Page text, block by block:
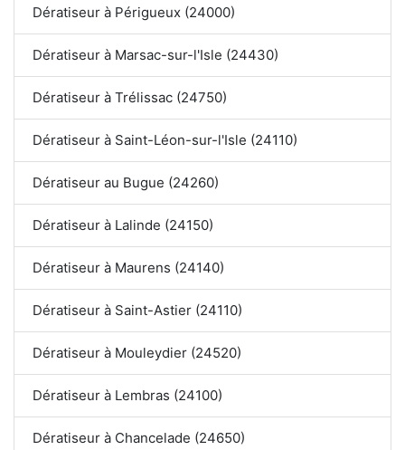
Dératiseur à Périgueux (24000)
Dératiseur à Marsac-sur-l'Isle (24430)
Dératiseur à Trélissac (24750)
Dératiseur à Saint-Léon-sur-l'Isle (24110)
Dératiseur au Bugue (24260)
Dératiseur à Lalinde (24150)
Dératiseur à Maurens (24140)
Dératiseur à Saint-Astier (24110)
Dératiseur à Mouleydier (24520)
Dératiseur à Lembras (24100)
Dératiseur à Chancelade (24650)